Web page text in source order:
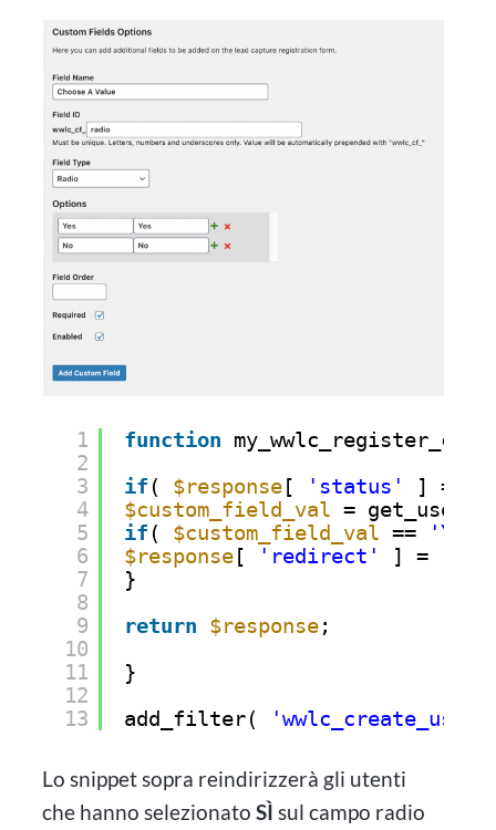
1
2
3
4
5
6
7
8
9
10
11
12
13
function
if ( $response[ 'status' ] ==
$custom_field_val =
if ( $custom_field_val ==
'Yes'
$response[ 'redirect' ] =
}
return $response;
}
add_filter(
Lo snippet sopra reindirizzerà gli utenti
che hanno selezionatoSÌ sul campo radio